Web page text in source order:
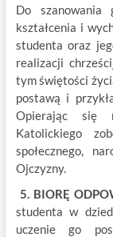
Do
kształcenia i
studenta oraz
realizacji
tym świętości
postawą i
Opierając się
Katolickiego
społecznego,
Ojczyzny.
5. BIORĘ
studenta w
uczenie go